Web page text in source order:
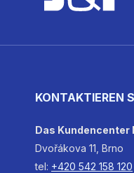
KONTAKTIEREN
Das Kundencenter
Dvořákova 11, Brno
tel: +420 542 158 120